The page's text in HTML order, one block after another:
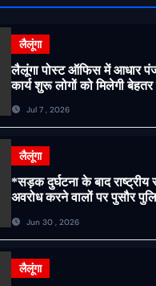
लैलूंगा
लैलूंगा पोस्ट ऑफिस में आधार
कार्य शुरू लोगों को मिलेगी बेहतर
Jul 7 , 2026
लैलूंगा
*सड़क दुर्घटना के बाद राष्ट्रीय
अवरोध करने वालों पर पुसौर
Jun 30 , 2026
लैलूंगा